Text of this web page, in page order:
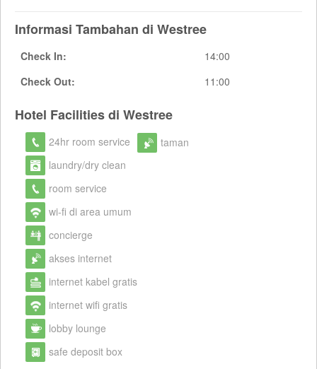
Informasi Tambahan di Westree
Check In:
14:00
Check Out:
11:00
Hotel Facilities di Westree
24hr room service
laundry/dry clean
room service
wi-fi di area umum
concierge
akses internet
internet kabel gratis
internet wifi gratis
lobby lounge
safe deposit box
taman